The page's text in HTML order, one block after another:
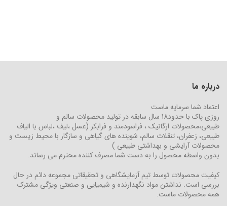
درباره ما
اعتماد شما سرمایه ماست
روزی پاک با حدود18 سال سابقه در تولید محصولات سالم و
طبیعی،محصولات ارگانیک ، فراسودمند و فرابکر (عسل ،لیف ،لباس با الیاف
طبیعی، زعفران، تنقلات سالم، شوینده های گیاهی و سازگار با محیط زیست و
محصولات آرایشی و بهداشتی طبیعی )
بدون واسطه محصول را به دست شما مصرف کننده محترم می رساند.
کیفیت محصولات توسط تیم آزمایشگاهی و تحقیقاتی مجموعه دائم در حال
بررسی است. نداشتن مواد نگهدارنده و شیمیایی و صنعتی ویژگی مشترک
همه محصولات ماست.